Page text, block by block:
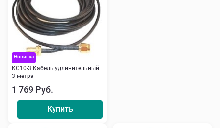
Новинка
КС10-3 Кабель удлинительный
3 метра
1 769 Руб.
Купить